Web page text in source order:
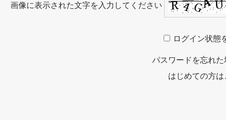
画像に表示された文字を入力してください
ログイン状態
パスワードを忘れた
はじめての方は